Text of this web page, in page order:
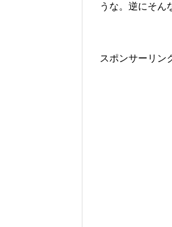
うな。逆にそん
スポンサーリン